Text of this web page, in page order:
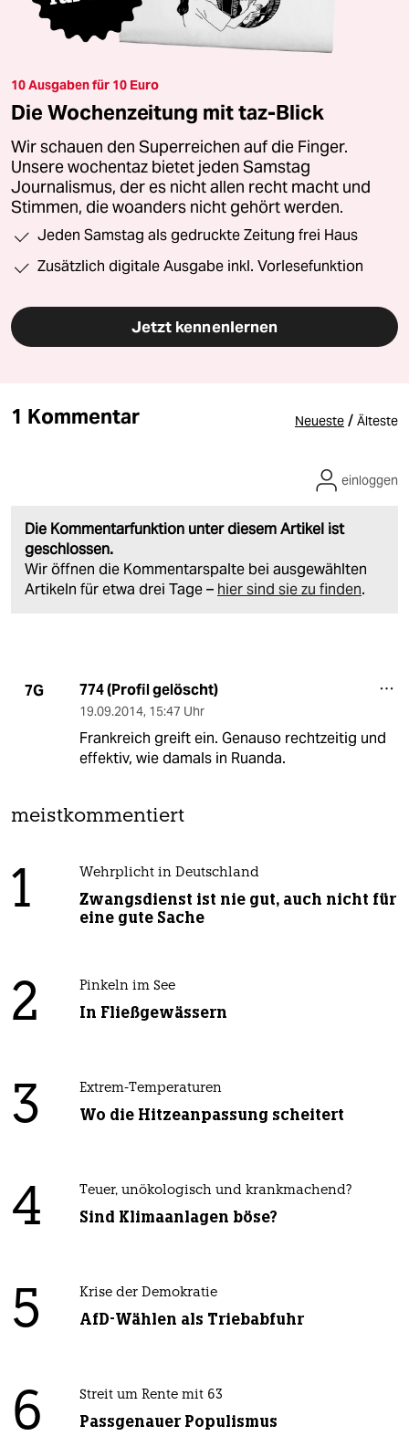
10 Ausgaben für 10 Euro
Die Wochenzeitung mit taz-Blick
Wir schauen den Superreichen auf die Finger.
Unsere wochentaz bietet jeden Samstag
Journalismus, der es nicht allen recht macht und
Stimmen, die woanders nicht gehört werden.
Jeden Samstag als gedruckte Zeitung frei Haus
Zusätzlich digitale Ausgabe inkl. Vorlesefunktion
Jetzt kennenlernen
1 Kommentar Neueste / Älteste
Die Kommentarfunktion unter diesem Artikel ist
geschlossen.
Wir öffnen die Kommentarspalte bei ausgewählten
Artikeln für etwa drei Tage – hier sind sie zu finden.
einloggen
7G 774 (Profil gelöscht)
19.09.2014, 15:47 Uhr
Frankreich greift ein. Genauso rechtzeitig und
effektiv, wie damals in Ruanda.
meistkommentiert
1 Wehrplicht in Deutschland
Zwangsdienst ist nie gut, auch nicht für
eine gute Sache
2 Pinkeln im See
In Fließgewässern
3 Extrem-Temperaturen
Wo die Hitzeanpassung scheitert
4 Teuer, unökologisch und krankmachend?
Sind Klimaanlagen böse?
5 Krise der Demokratie
AfD-Wählen als Triebabfuhr
6 Streit um Rente mit 63
Passgenauer Populismus